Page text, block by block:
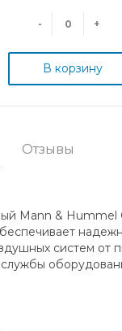
- +
В корзину
Отзывы
Mann & Hummel
систем от